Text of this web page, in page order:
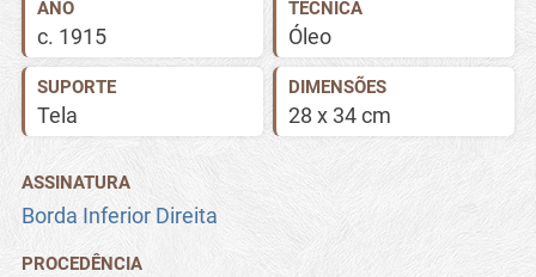
ANO
c. 1915
TÉCNICA
Óleo
SUPORTE
Tela
DIMENSÕES
28 x 34 cm
ASSINATURA
Borda Inferior Direita
PROCEDÊNCIA